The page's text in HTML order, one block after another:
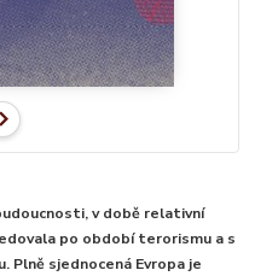
v době relativní
po období terorismu a s
Plně sjednocená Evropa je